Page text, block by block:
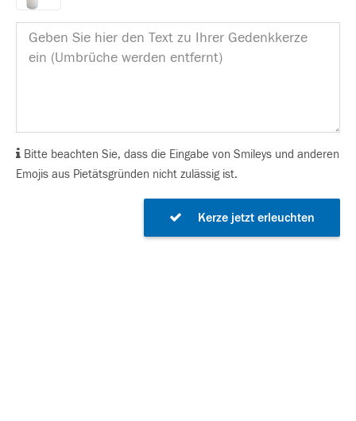
Bitte beachten Sie, dass die Eingabe von Smileys und anderen
Emojis aus Pietätsgründen nicht zulässig ist.
Kerze jetzt erleuchten